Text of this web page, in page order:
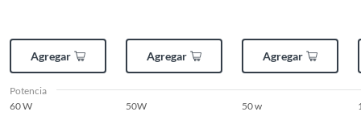
Agregar Agregar Agregar
Potencia
60 W
50W 50 w